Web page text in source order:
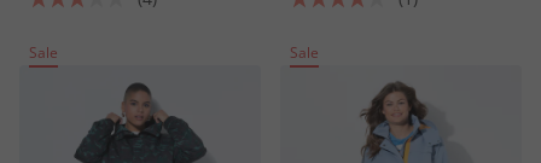
Sale Sale